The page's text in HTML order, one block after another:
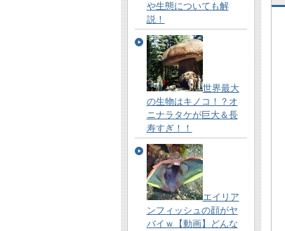
や生態についても解
説！
世界最大
の生物はキノコ！？オ
ニナラタケが巨大＆長
寿すぎ！！
エイリア
ンフィッシュの顔がヤ
バイｗ【動画】どんな